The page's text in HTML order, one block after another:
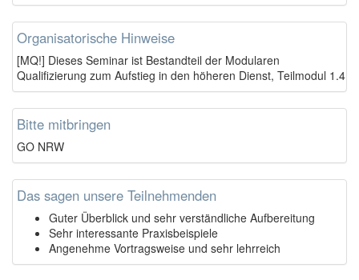
Organisatorische Hinweise
[MQ!] Dieses Seminar ist Bestandteil der Modularen
Qualifizierung zum Aufstieg in den höheren Dienst, Teilmodul 1.4
Bitte mitbringen
GO NRW
Das sagen unsere Teilnehmenden
Guter Überblick und sehr verständliche Aufbereitung
Sehr interessante Praxisbeispiele
Angenehme Vortragsweise und sehr lehrreich